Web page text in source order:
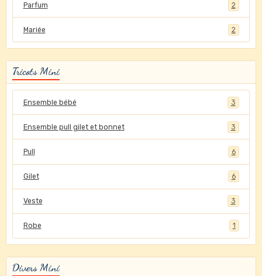
Parfum 2
Mariée 2
Tricots Mini
Ensemble bébé 3
Ensemble pull gilet et bonnet 3
Pull 6
Gilet 6
Veste 3
Robe 1
Divers Mini